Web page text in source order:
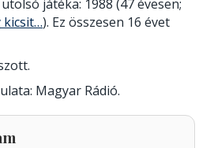
játéka: 1988 (47 évesen;
kicsit…). Ez összesen 16 évet
Magyar Rádió.